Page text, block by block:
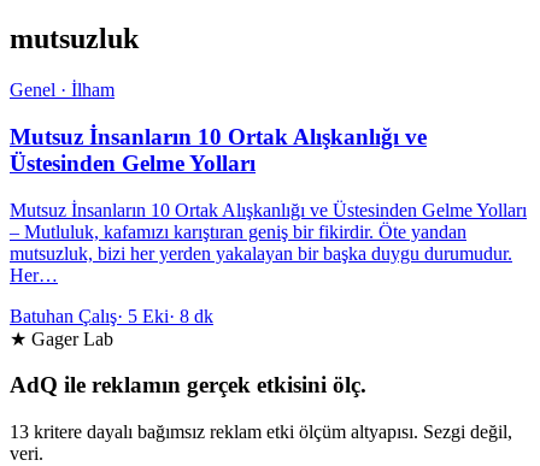
mutsuzluk
Genel · İlham
Mutsuz İnsanların 10 Ortak Alışkanlığı ve
Üstesinden Gelme Yolları
Mutsuz İnsanların 10 Ortak Alışkanlığı ve Üstesinden Gelme Yolları
– Mutluluk, kafamızı karıştıran geniş bir fikirdir. Öte yandan
mutsuzluk, bizi her yerden yakalayan bir başka duygu durumudur.
Her…
Batuhan Çalış· 5 Eki· 8 dk
★ Gager Lab
AdQ ile reklamın gerçek etkisini ölç.
13 kritere dayalı bağımsız reklam etki ölçüm altyapısı. Sezgi değil,
veri.